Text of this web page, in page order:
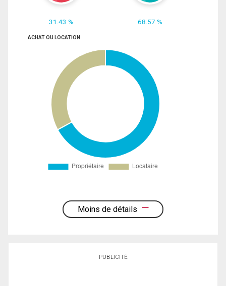
31.43 % 68.57 %
ACHAT OU LOCATION
Moins de détails
PUBLICITÉ